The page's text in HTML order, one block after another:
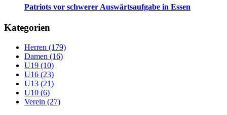
Patriots vor schwerer Auswärtsaufgabe in Essen
Kategorien
Herren (179)
Damen (16)
U19 (10)
U16 (23)
U13 (21)
U10 (6)
Verein (27)